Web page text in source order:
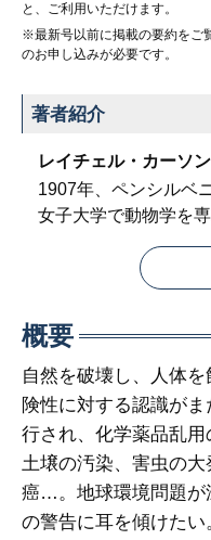
と、ご利用いただけます。
※最新号以前に掲載の要約をご
のお申し込みが必要です。
著者紹介
レイチェル・カーソン
1907年、ペンシルベ
女子大学で動物学を
概要
自然を破壊し、人体
険性に対する認識が
行され、化学薬品乱
土壌の汚染、害虫の
癌…。地球環境問題が
の警告に耳を傾けた